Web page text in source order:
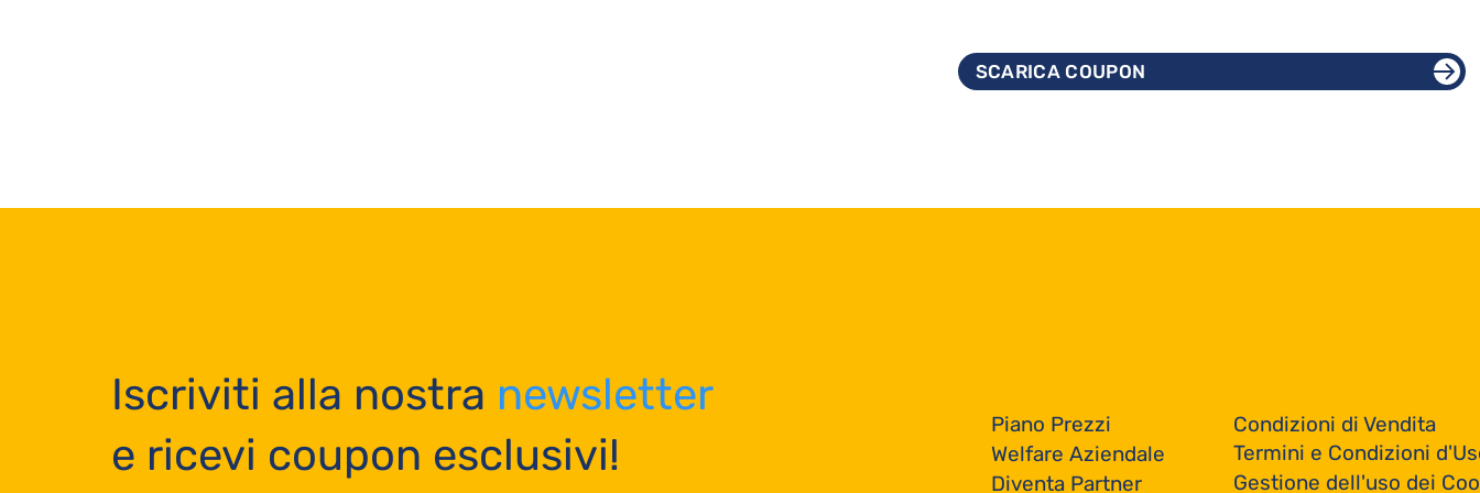
SCARICA COUPON
Iscriviti alla nostra newsletter
e ricevi coupon esclusivi!
Piano Prezzi
Welfare Aziendale
Diventa Partner
Condizioni di Vendita
Termini e Condizioni
Gestione dell'uso dei